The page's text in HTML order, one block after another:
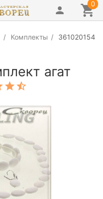
0
Комплекты
361020154
агат